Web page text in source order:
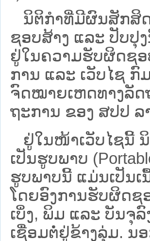
ນິ​ຕິ​ກຳ​ທີ່​ມີ​ຜົນ​ສັກ​ສິ
ຊອບ​ສ້າງ ແລະ ປັບ​ປຸ
ຢູ່ໃນຄວາມຮັບຜິດຊ
ການ ແລະ ເວັບໄຊ​
ຈົດໝາຍເຫດທາງລັດ
ຖະ​ການ ຂອງ ສປ​ປ
ຢູ່ໃນໜ້າ​ເວັບ​ໄຊ​ນີ້
ເປັນຮູບພາບ
ຮູບພາບນີ້ ແມ່ນເປັນ
ໂດຍອົງການຮັບຜິດຊ
ເບິ່ງ, ພິມ ແລະ ບັນຈຸ
ເຊື່ອມຕໍ່ຢູ່ຂ້າງລຸ່ມ. ນ